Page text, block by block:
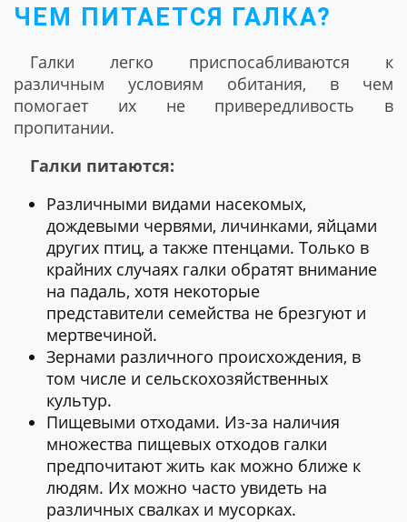
ЧЕМ ПИТАЕТСЯ ГАЛКА?
Галки легко приспосабливаются к
различным условиям обитания, в чем
помогает их не привередливость в
пропитании.
Галки питаются:
Различными видами насекомых,
дождевыми червями, личинками, яйцами
других птиц, а также птенцами. Только в
крайних случаях галки обратят внимание
на падаль, хотя некоторые
представители семейства не брезгуют и
мертвечиной.
Зернами различного происхождения, в
том числе и сельскохозяйственных
культур.
Пищевыми отходами. Из-за наличия
множества пищевых отходов галки
предпочитают жить как можно ближе к
людям. Их можно часто увидеть на
различных свалках и мусорках.